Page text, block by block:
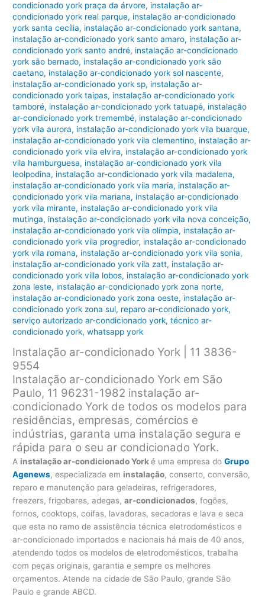
condicionado york praça da árvore, instalação ar-
condicionado york real parque, instalação ar-condicionado
york santa cecília, instalação ar-condicionado york santana,
instalação ar-condicionado york santo amaro, instalação ar-
condicionado york santo andré, instalação ar-condicionado
york são bernado, instalação ar-condicionado york são
caetano, instalação ar-condicionado york sol nascente,
instalação ar-condicionado york sp, instalação ar-
condicionado york taipas, instalação ar-condicionado york
tamboré, instalação ar-condicionado york tatuapé, instalação
ar-condicionado york tremembé, instalação ar-condicionado
york vila aurora, instalação ar-condicionado york vila buarque,
instalação ar-condicionado york vila clementino, instalação ar-
condicionado york vila elvira, instalação ar-condicionado york
vila hamburguesa, instalação ar-condicionado york vila
leolpodina, instalação ar-condicionado york vila madalena,
instalação ar-condicionado york vila maria, instalação ar-
condicionado york vila mariana, instalação ar-condicionado
york vila mirante, instalação ar-condicionado york vila
mutinga, instalação ar-condicionado york vila nova conceição,
instalação ar-condicionado york vila olímpia, instalação ar-
condicionado york vila progredior, instalação ar-condicionado
york vila romana, instalação ar-condicionado york vila sonia,
instalação ar-condicionado york vila zatt, instalação ar-
condicionado york villa lobos, instalação ar-condicionado york
zona leste, instalação ar-condicionado york zona norte,
instalação ar-condicionado york zona oeste, instalação ar-
condicionado york zona sul, reparo ar-condicionado york,
serviço autorizado ar-condicionado york,técnico ar-
condicionado york,whatsapp york
Instalação ar-condicionado York | 11 3836-
9554
Instalação ar-condicionado York em São
Paulo, 11 96231-1982 instalação ar-
condicionado York de todos os modelos para
residências, empresas, comércios e
indústrias, garanta uma instalação segura e
rápida para o seu ar condicionado York.
A instalação ar-condicionado Yorké uma empresa doGrupo
Agenews, especializada em instalação, conserto, conversão,
reparo e manutenção para geladeiras, refrigeradores,
freezers, frigobares, adegas,ar-condicionados, fogões,
fornos, cooktops, coifas, lavadoras, secadoras e lava e seca
que esta no ramo de assistência técnica eletrodomésticos e
ar-condicionado importados e nacionais há mais de 40 anos,
atendendo todos os modelos de eletrodomésticos, trabalha
com peças originais, garantia e sempre os melhores
orçamentos. Atende na cidade de São Paulo, grande São
Paulo e grande ABCD.